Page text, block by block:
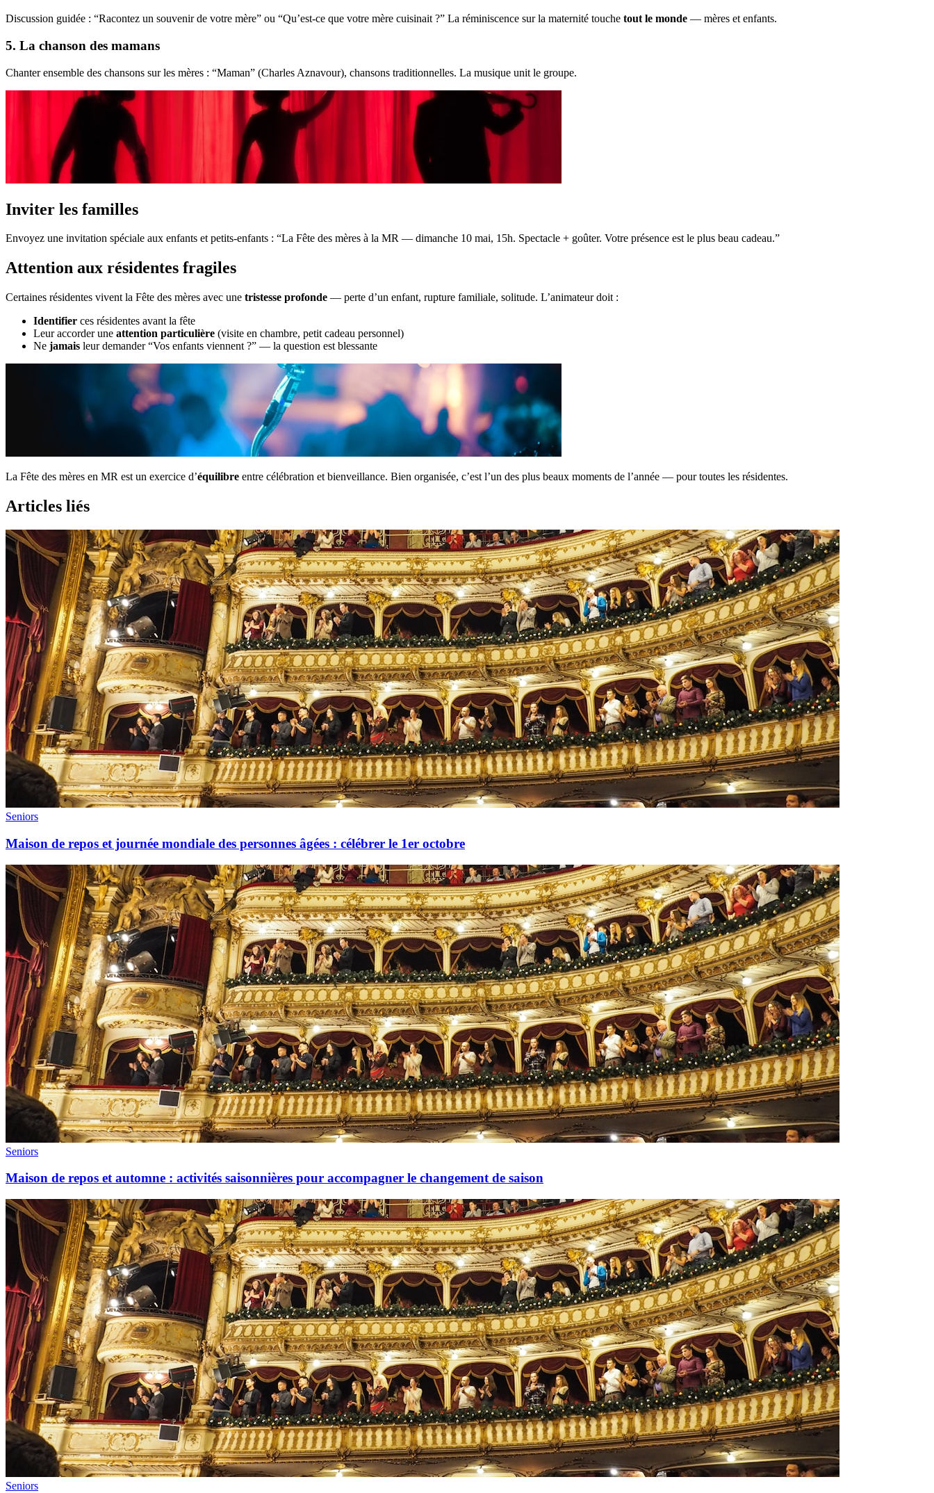
Discussion guidée : “Racontez un souvenir de votre mère” ou “Qu’est-ce que votre mère cuisinait ?” La réminiscence sur la maternité touche tout le monde — mères et enfants.
5. La chanson des mamans
Chanter ensemble des chansons sur les mères : “Maman” (Charles Aznavour), chansons traditionnelles. La musique unit le groupe.
Inviter les familles
Envoyez une invitation spéciale aux enfants et petits-enfants : “La Fête des mères à la MR — dimanche 10 mai, 15h. Spectacle + goûter. Votre présence est le plus beau cadeau.”
Attention aux résidentes fragiles
Certaines résidentes vivent la Fête des mères avec une tristesse profonde — perte d’un enfant, rupture familiale, solitude. L’animateur doit :
Identifier ces résidentes avant la fête
Leur accorder une attention particulière (visite en chambre, petit cadeau personnel)
Ne jamais leur demander “Vos enfants viennent ?” — la question est blessante
La Fête des mères en MR est un exercice d’équilibre entre célébration et bienveillance. Bien organisée, c’est l’un des plus beaux moments de l’année — pour toutes les résidentes.
Articles liés
Seniors
Maison de repos et journée mondiale des personnes âgées : célébrer le 1er octobre
Seniors
Maison de repos et automne : activités saisonnières pour accompagner le changement de saison
Seniors